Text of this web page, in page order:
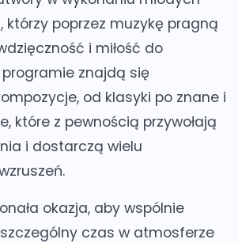
którzy poprzez muzykę pragną
i miłość do
programie znajdą się
od klasyki po znane i
które z pewnością przywołają
i dostarczą wielu
okazja, aby wspólnie
czas w atmosferze